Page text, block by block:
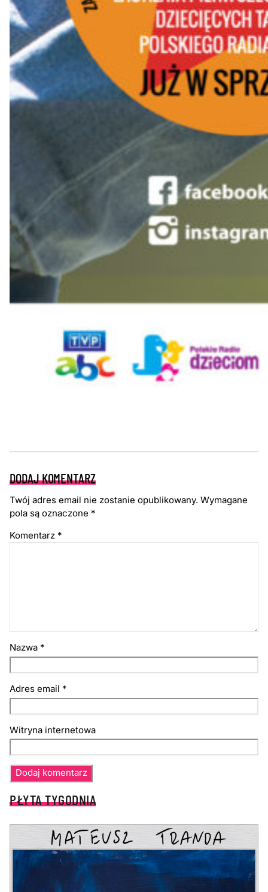
DODAJ KOMENTARZ
Twój adres email nie zostanie opublikowany. Wymagane
pola są oznaczone *
Komentarz *
Nazwa *
Adres email *
Witryna internetowa
PŁYTA TYGODNIA